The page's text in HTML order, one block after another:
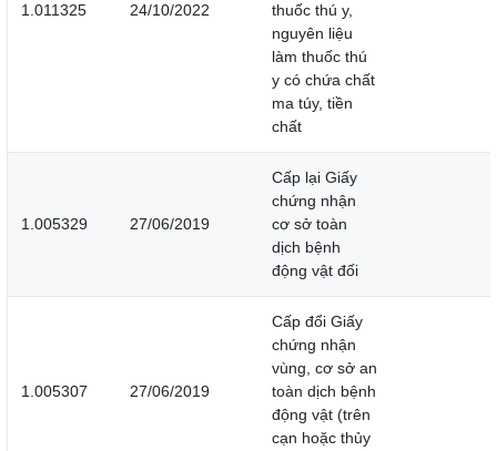
1.011325 24/10/2022
thuốc thú y,
nguyên liệu
làm thuốc thú
y có chứa chất
ma túy, tiền
chất
1.005329 27/06/2019
Cấp lại Giấy
chứng nhận
cơ sở toàn
dịch bệnh
động vật đối
1.005307 27/06/2019
Cấp đổi Giấy
chứng nhận
vùng, cơ sở an
toàn dịch bệnh
động vật (trên
cạn hoặc thủy